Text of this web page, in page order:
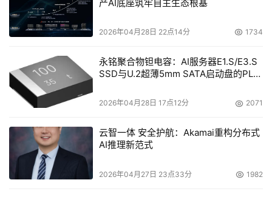
产AI底座筑牢自主生态根基
2026年04月28日 22点14分 1734
永铭聚合物钽电容：AI服务器E1.S/E3.S
SSD与U.2超薄5mm SATA启动盘的PLP
2026年04月28日 17点12分 2071
云智一体 安全护航：Akamai重构分布式
AI推理新范式
2026年04月27日 23点33分 1982